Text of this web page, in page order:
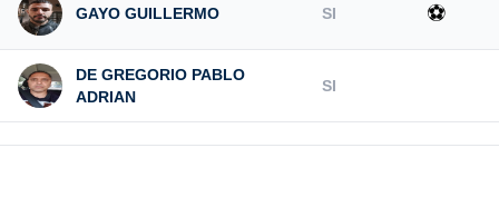
GAYO GUILLERMO SI ⚽
DE GREGORIO PABLO
ADRIAN
SI